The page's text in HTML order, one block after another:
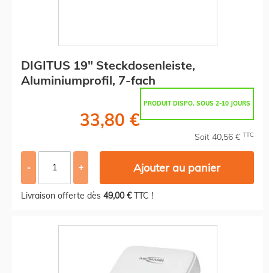
DIGITUS 19" Steckdosenleiste,
Aluminiumprofil, 7-fach
PRODUIT DISPO. SOUS 2-10 JOURS
33,80 €
Soit 40,56 € TTC
- + Ajouter au panier
Livraison offerte dès 49,00 €TTC !